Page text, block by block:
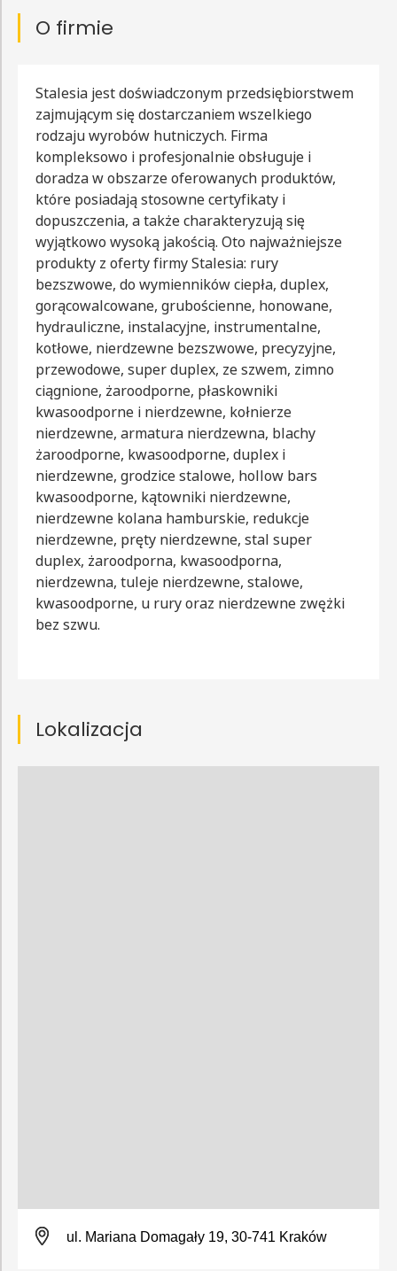
O firmie
Stalesia jest doświadczonym przedsiębiorstwem
zajmującym się dostarczaniem wszelkiego
rodzaju wyrobów hutniczych. Firma
kompleksowo i profesjonalnie obsługuje i
doradza w obszarze oferowanych produktów,
które posiadają stosowne certyfikaty i
dopuszczenia, a także charakteryzują się
wyjątkowo wysoką jakością. Oto najważniejsze
produkty z oferty firmy Stalesia: rury
bezszwowe, do wymienników ciepła, duplex,
gorącowalcowane, grubościenne, honowane,
hydrauliczne, instalacyjne, instrumentalne,
kotłowe, nierdzewne bezszwowe, precyzyjne,
przewodowe, super duplex, ze szwem, zimno
ciągnione, żaroodporne, płaskowniki
kwasoodporne i nierdzewne, kołnierze
nierdzewne, armatura nierdzewna, blachy
żaroodporne, kwasoodporne, duplex i
nierdzewne, grodzice stalowe, hollow bars
kwasoodporne, kątowniki nierdzewne,
nierdzewne kolana hamburskie, redukcje
nierdzewne, pręty nierdzewne, stal super
duplex, żaroodporna, kwasoodporna,
nierdzewna, tuleje nierdzewne, stalowe,
kwasoodporne, u rury oraz nierdzewne zwężki
bez szwu.
Lokalizacja
ul. Mariana Domagały 19, 30-741 Kraków